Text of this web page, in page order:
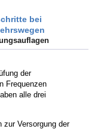
bei
der
Frequenzen
alle drei
zur Versorgung der